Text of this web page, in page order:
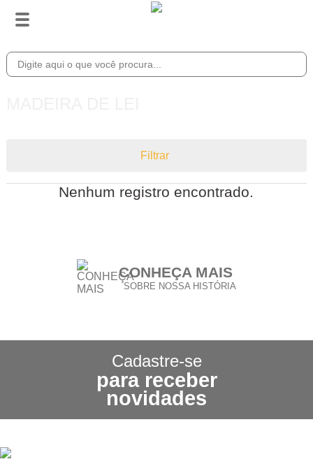
Filtrar
Nenhum registro encontrado.
CONHEÇA MAIS
SOBRE NOSSA HISTÓRIA
POLÍTICA DE FRETE GRÁTIS
3X SEM JUROS
NO CARTÃO DE CRÉDITO
Cadastre-se
para receber
novidades